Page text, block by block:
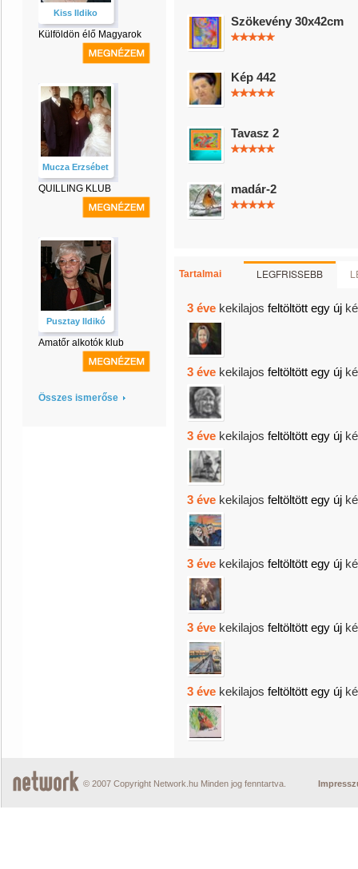
Kiss Ildiko
Külföldön élő Magyarok
Mucza Erzsébet
QUILLING KLUB
Pusztay Ildikó
Amatőr alkotók klub
Összes ismerőse
Szökevény 30x42cm
Kép 442
Tavasz 2
madár-2
Tartalmai LEGFRISSEBB
3 éve kekilajos feltöltött egy új
3 éve kekilajos feltöltött egy új
3 éve kekilajos feltöltött egy új
3 éve kekilajos feltöltött egy új
3 éve kekilajos feltöltött egy új
3 éve kekilajos feltöltött egy új
3 éve kekilajos feltöltött egy új
© 2007 Copyright Network.hu Minden jog fenntartva.